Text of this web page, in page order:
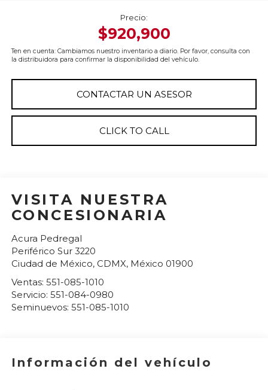
Precio:
$920,900
Ten en cuenta: Cambiamos nuestro inventario a diario. Por favor, consulta con
la distribuidora para confirmar la disponibilidad del vehículo.
CONTACTAR UN ASESOR
CLICK TO CALL
VISITA NUESTRA
CONCESIONARIA
Acura Pedregal
Periférico Sur 3220
Ciudad de México, CDMX, México 01900
Ventas: 551-085-1010
Servicio: 551-084-0980
Seminuevos: 551-085-1010
Información del vehículo